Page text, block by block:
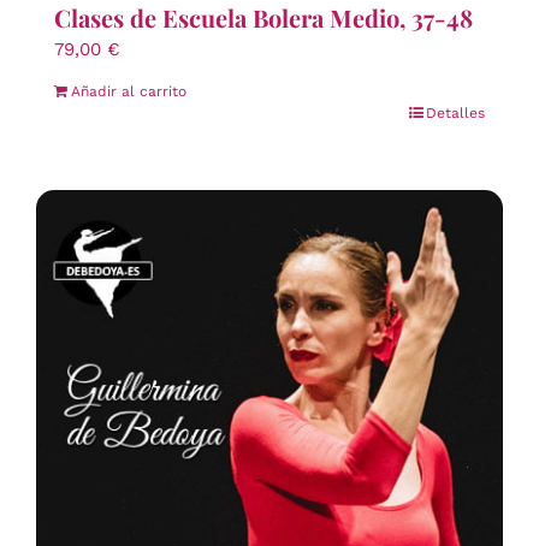
Clases de Escuela Bolera Medio, 37-48
79,00 €
Añadir al carrito
Detalles